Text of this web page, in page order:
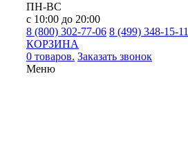
ПН-ВС
с 10:00 до 20:00
8 (800) 302-77-06 8 (499) 348-15-11
КОРЗИНА
0 товаров. Заказать звонок
Меню